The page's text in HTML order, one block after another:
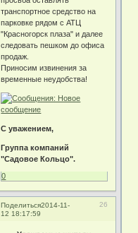
транспортное средство на
парковке рядом с АТЦ
"Красногорск плаза" и далее
следовать пешком до офиса
продаж.
Приносим извинения за
временные неудобства!
С уважением,
Группа компаний
"Садовое Кольцо".
0
Поделиться 26
2014-11-
12 18:17:59